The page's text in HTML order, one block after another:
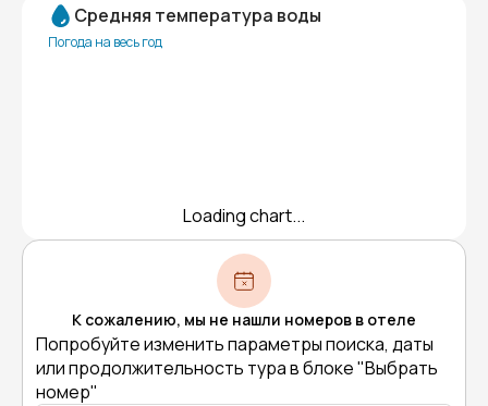
Средняя температура воды
Погода на весь год
Loading chart...
К сожалению, мы не нашли номеров в отеле
Попробуйте изменить параметры поиска, даты
или продолжительность тура в блоке "Выбрать
номер"